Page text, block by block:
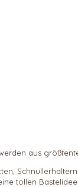
aus
tollen